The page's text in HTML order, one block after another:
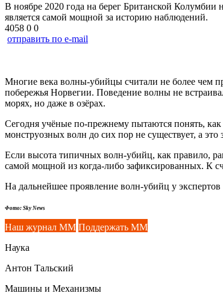
В ноябре 2020 года на берег Британской
является самой мощной за историю наблюдений.
4058 0 0
отправить по e-mail
Многие века волны-убийцы считали не более чем
побережья Норвегии. Поведение волны не
морях, но даже в озёрах.
Сегодня учёные по-прежнему пытаются понять,
монструозных волн до сих пор не существует, а
Если высота типичных волн-убийц, как правило,
самой мощной из когда-либо зафиксированных. К
На дальнейшее проявление волн-убийц у
Фото: Sky News
Наш журнал ММ Поддержать ММ
Наука
Антон Тальский
Машины и Механизмы